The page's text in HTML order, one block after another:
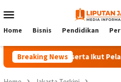
to
Menu
Home Bisnis Pendidikan
Breaking News
140 Peserta Ikut Pelatihan